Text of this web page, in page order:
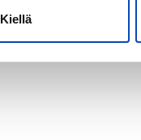
Kiellä